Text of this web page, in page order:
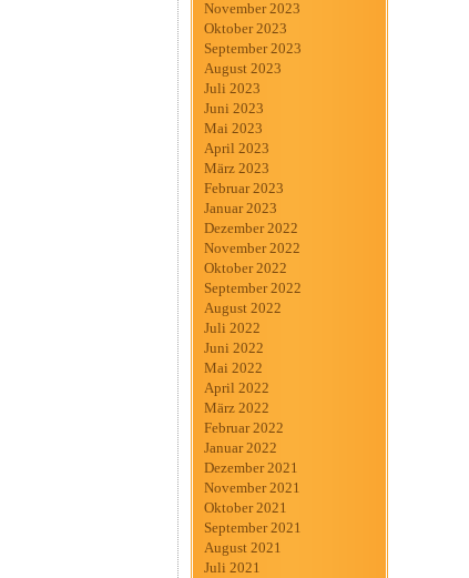
November 2023
Oktober 2023
September 2023
August 2023
Juli 2023
Juni 2023
Mai 2023
April 2023
März 2023
Februar 2023
Januar 2023
Dezember 2022
November 2022
Oktober 2022
September 2022
August 2022
Juli 2022
Juni 2022
Mai 2022
April 2022
März 2022
Februar 2022
Januar 2022
Dezember 2021
November 2021
Oktober 2021
September 2021
August 2021
Juli 2021